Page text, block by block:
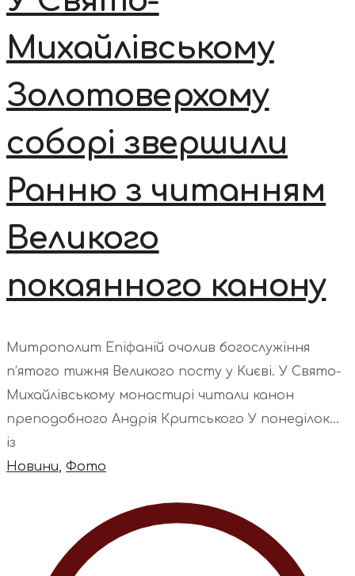
Михайлівському
Золотоверхому
соборі звершили
Ранню з читанням
Великого
покаянного канону
Митрополит Епіфаній очолив богослужіння
п’ятого тижня Великого посту у Києві. У Свято-
Михайлівському монастирі читали канон
преподобного Андрія Критського У понеділок...
із
Новини, Фото